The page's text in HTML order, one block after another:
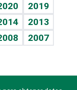
2019
2013
2007